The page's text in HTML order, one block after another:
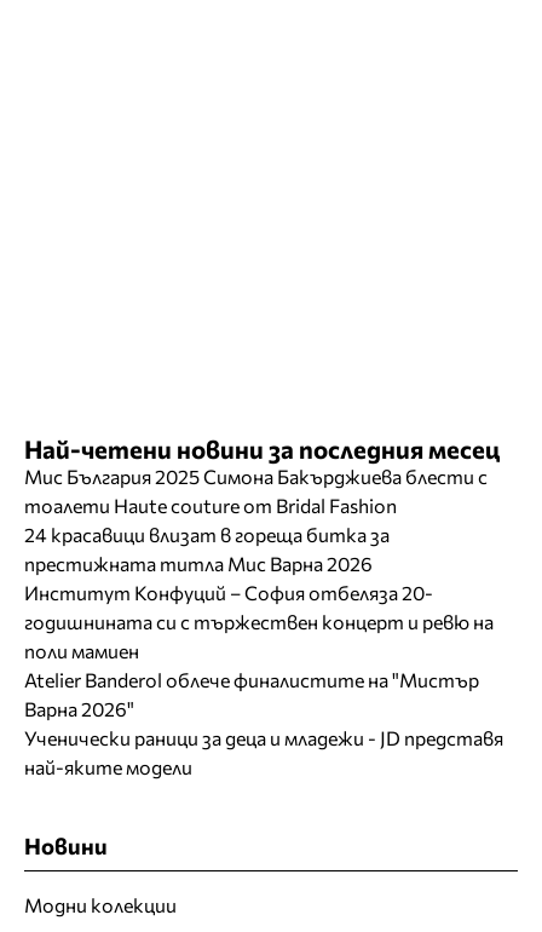
Най-четени новини за последния месец
Мис България 2025 Симона Бакърджиева блести с
тоалети Haute couture от Bridal Fashion
24 красавици влизат в гореща битка за
престижната титла Мис Варна 2026
Институт Конфуций – София отбеляза 20-
годишнината си с тържествен концерт и ревю на
поли мамиен
Atelier Banderol облече финалистите на "Мистър
Варна 2026"
Ученически раници за деца и младежи - JD представя
най-яките модели
Новини
Модни колекции